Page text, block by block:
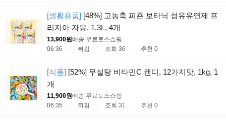
[생활용품] [48%] 고농축 피죤 보타닉 섬유유연제 프
리지아 자몽, 1.3L, 4개
13,900원배송 무료토스쇼핑
06:36
튀김 조회 36 추천 0
[식품] [52%] 무설탕 비타민C 캔디, 12가지맛, 1kg, 1
개
11,900원배송 무료토스쇼핑
06:35
튀김 조회 31 추천 0